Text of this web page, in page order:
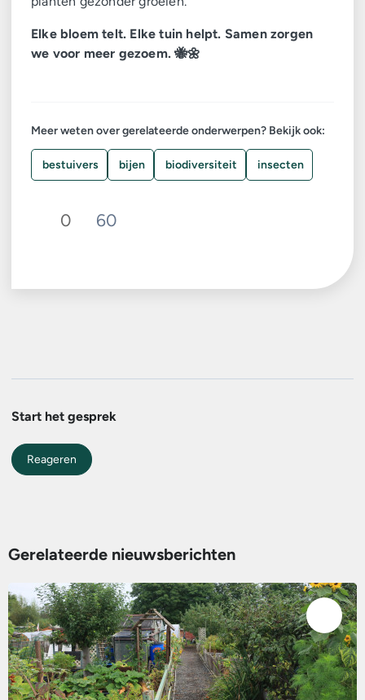
Elke bloem telt. Elke tuin helpt. Samen zorgen
we voor meer gezoem. 🐝🌼
Meer weten over gerelateerde onderwerpen? Bekijk ook:
bestuivers bijen biodiversiteit insecten
0
60
Deel op Facebook. Link opent in een
Deel op Twitter. Link opent in een
Deel op LinkedIn. Link opent in een
Start het gesprek
Reageren
Gerelateerde nieuwsberichten